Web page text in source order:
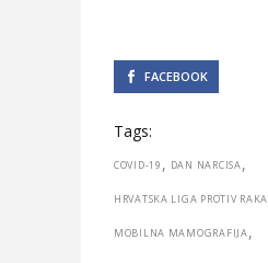
FACEBOOK
Tags:
COVID-19 , DAN NARCISA,
HRVATSKA LIGA PROTIV RAKA
MOBILNA MAMOGRAFIJA,